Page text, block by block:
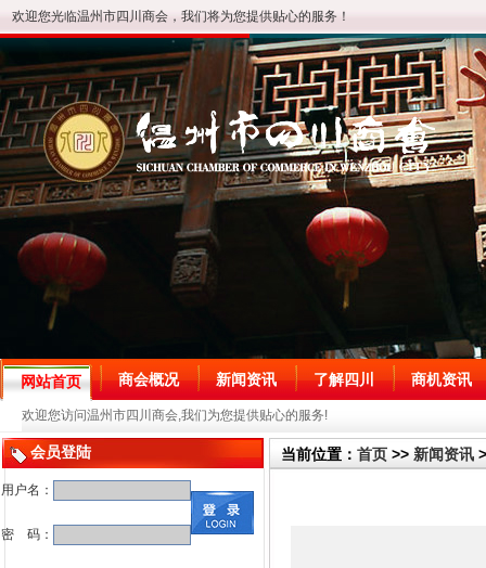
欢迎您光临温州市四川商会，我们将为您提供贴心的服务！
网站首页
欢迎您访问温州市四川商会,我们为您提供贴心的服务!
商会概况 新闻资讯 了解四川 商机资讯
会员登陆
用户名：
密 码：
当前位置： 首页 >> 新闻资讯